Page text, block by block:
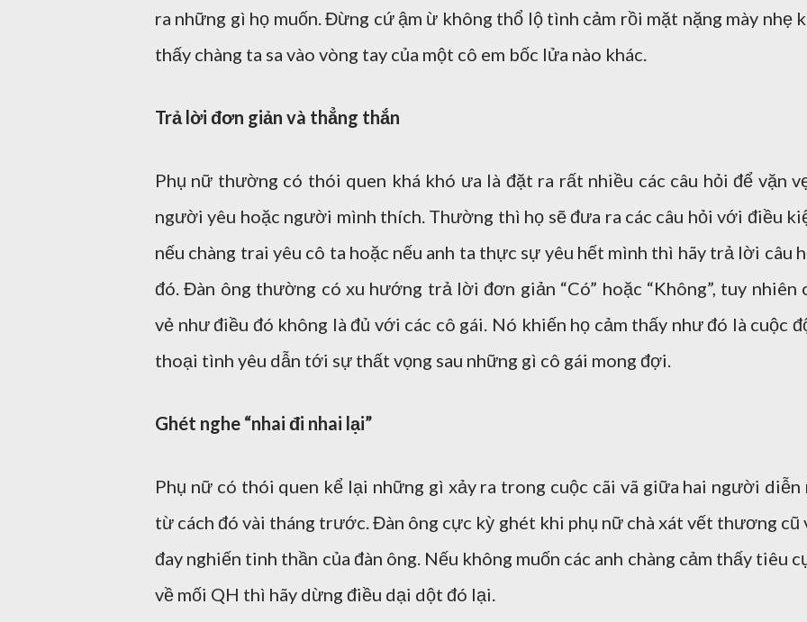
ra những gì họ muốn. Đừng cứ ậm ừ không thổ lộ tình cảm rồi mặt nặng mày nhẹ
thấy chàng ta sa vào vòng tay của một cô em bốc lửa nào khác.
Trả lời đơn giản và thẳng thắn
Phụ nữ thường có thói quen khá khó ưa là đặt ra rất nhiều các câu hỏi để vặn
người yêu hoặc người mình thích. Thường thì họ sẽ đưa ra các câu hỏi với điều
nếu chàng trai yêu cô ta hoặc nếu anh ta thực sự yêu hết mình thì hãy trả lời câu
đó. Đàn ông thường có xu hướng trả lời đơn giản “Có” hoặc “Không”, tuy nhiên
vẻ như điều đó không là đủ với các cô gái. Nó khiến họ cảm thấy như đó là cuộc
thoại tình yêu dẫn tới sự thất vọng sau những gì cô gái mong đợi.
Ghét nghe “nhai đi nhai lại”
Phụ nữ có thói quen kể lại những gì xảy ra trong cuộc cãi vã giữa hai người diễn
từ cách đó vài tháng trước. Đàn ông cực kỳ ghét khi phụ nữ chà xát vết thương cũ
đay nghiến tinh thần của đàn ông. Nếu không muốn các anh chàng cảm thấy tiêu
về mối QH thì hãy dừng điều dại dột đó lại.